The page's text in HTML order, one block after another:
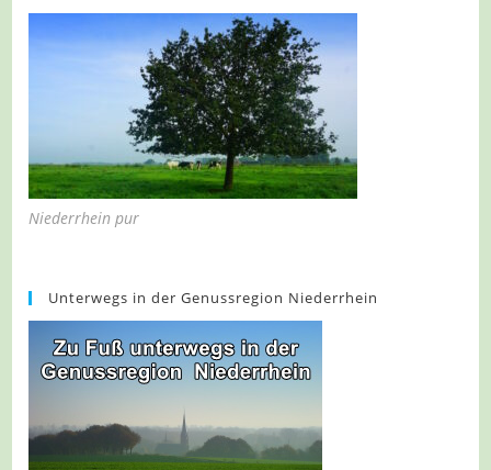
Niederrhein pur
Unterwegs in der Genussregion Niederrhein